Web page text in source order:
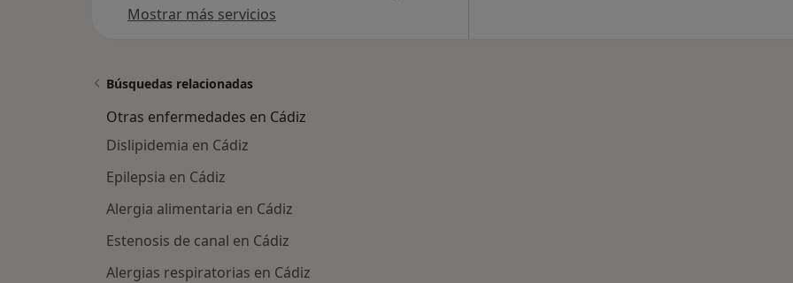
Mostrar más servicios
Búsquedas relacionadas
Otras enfermedades en Cádiz
Dislipidemia en Cádiz
Epilepsia en Cádiz
Alergia alimentaria en Cádiz
Estenosis de canal en Cádiz
Alergias respiratorias en Cádiz